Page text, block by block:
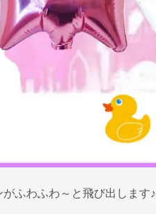
ふわふわ～と飛び出します♪